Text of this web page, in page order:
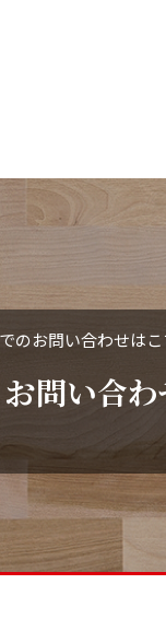
のお問い合わせはこ
お問い合